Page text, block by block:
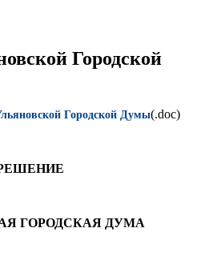
Городской
Городской Думы(.doc)
ГОРОДСКАЯ ДУМА